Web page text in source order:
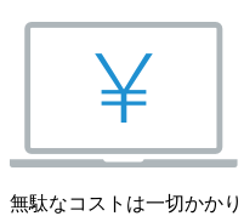
無駄なコストは一切かか